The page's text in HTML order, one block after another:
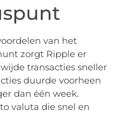
van het
zorgt Ripple er
transacties sneller
duurde voorheen
dan één week.
valuta die snel en